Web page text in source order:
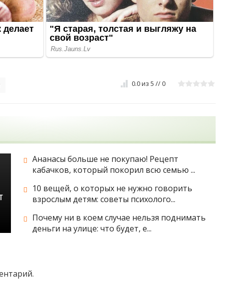
0.0из 5 // 0
Ананасы больше не покупаю! Рецепт
кабачков, который покорил всю семью ...
10 вещей, о которых не нужно говорить
взрослым детям: советы психолого...
Почему ни в коем случае нельзя поднимать
деньги на улице: что будет, е...